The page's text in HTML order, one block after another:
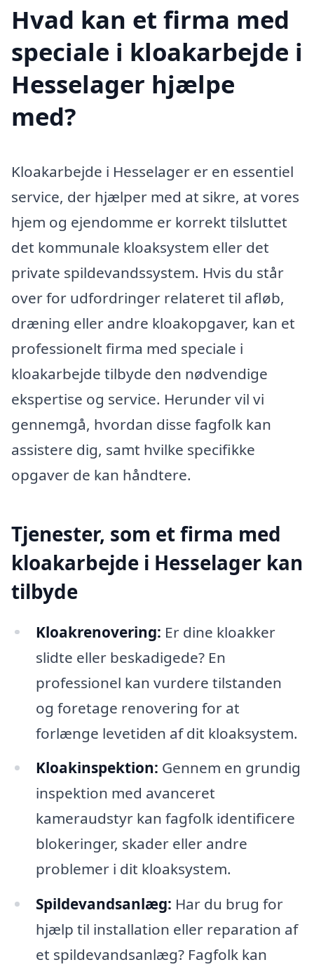
Hvad kan et firma med
speciale i kloakarbejde i
Hesselager hjælpe
med?
Kloakarbejde i Hesselager er en essentiel
service, der hjælper med at sikre, at vores
hjem og ejendomme er korrekt tilsluttet
det kommunale kloaksystem eller det
private spildevandssystem. Hvis du står
over for udfordringer relateret til afløb,
dræning eller andre kloakopgaver, kan et
professionelt firma med speciale i
kloakarbejde tilbyde den nødvendige
ekspertise og service. Herunder vil vi
gennemgå, hvordan disse fagfolk kan
assistere dig, samt hvilke specifikke
opgaver de kan håndtere.
Tjenester, som et firma med
kloakarbejde i Hesselager kan
tilbyde
Kloakrenovering: Er dine kloakker
slidte eller beskadigede? En
professionel kan vurdere tilstanden
og foretage renovering for at
forlænge levetiden af dit kloaksystem.
Kloakinspektion: Gennem en grundig
inspektion med avanceret
kameraudstyr kan fagfolk identificere
blokeringer, skader eller andre
problemer i dit kloaksystem.
Spildevandsanlæg: Har du brug for
hjælp til installation eller reparation af
et spildevandsanlæg? Fagfolk kan